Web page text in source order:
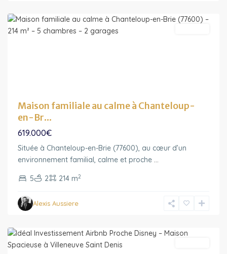
Maison familiale au calme à Chanteloup-
en-Br...
619.000€
Située à Chanteloup-en-Brie (77600), au cœur d’un
environnement familial, calme et proche ...
5 2 214 m2
Alexis Aussiere
Ile-
France,
Villeneuve-
Saint-